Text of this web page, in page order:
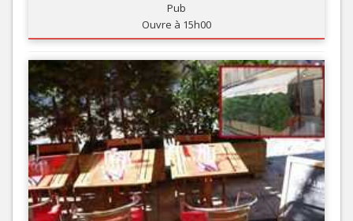
Pub
Ouvre à 15h00